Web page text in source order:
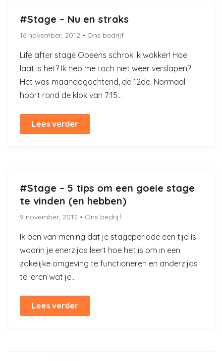
#Stage – Nu en straks
16 november, 2012 • Ons bedrijf
Life after stage Opeens schrok ik wakker! Hoe
laat is het? Ik heb me toch niet weer verslapen?
Het was maandagochtend, de 12de. Normaal
hoort rond de klok van 7:15...
Lees verder
#Stage – 5 tips om een goeie stage
te vinden (en hebben)
9 november, 2012 • Ons bedrijf
Ik ben van mening dat je stageperiode een tijd is
waarin je enerzijds leert hoe het is om in een
zakelijke omgeving te functioneren en anderzijds
te leren wat je...
Lees verder